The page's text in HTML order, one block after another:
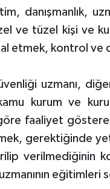
danışmanlık,
ve tüzel kişi ve
etmek, kontrol ve
uzmanı,
kurum ve
faaliyet
gerektiğinde
verilmediğinin
eğitimleri